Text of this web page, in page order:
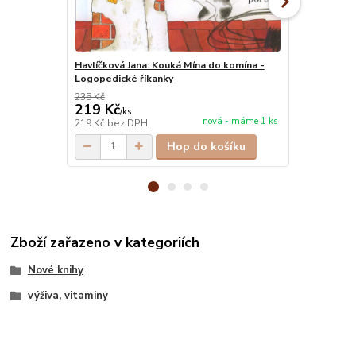
Havlíčková Jana: Kouká Mína do komína -
Logopedické říkanky
235 Kč
219 Kč/ks
219 Kč bez DPH nová - máme 1 ks
Hop do košíku
Zboží zařazeno v kategoriích
Nové knihy
výživa, vitaminy